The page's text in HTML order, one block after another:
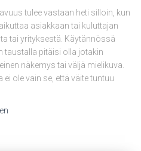
tulee vastaan heti silloin, kun
asiakkaan tai kuluttajan
tai yrityksestä. Käytännössä
taustalla pitäisi olla jotakin
näkemys tai väljä mielikuva.
ole vain se, että väite tuntuu